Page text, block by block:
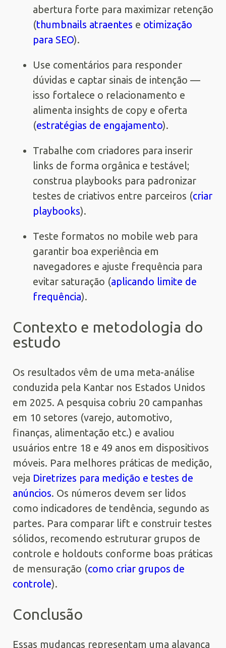
abertura forte para maximizar retenção
(thumbnails atraentes e otimização
para SEO).
Use comentários para responder
dúvidas e captar sinais de intenção —
isso fortalece o relacionamento e
alimenta insights de copy e oferta
(estratégias de engajamento).
Trabalhe com criadores para inserir
links de forma orgânica e testável;
construa playbooks para padronizar
testes de criativos entre parceiros (criar
playbooks).
Teste formatos no mobile web para
garantir boa experiência em
navegadores e ajuste frequência para
evitar saturação (aplicando limite de
frequência).
Contexto e metodologia do
estudo
Os resultados vêm de uma meta-análise
conduzida pela Kantar nos Estados Unidos
em 2025. A pesquisa cobriu 20 campanhas
em 10 setores (varejo, automotivo,
finanças, alimentação etc.) e avaliou
usuários entre 18 e 49 anos em dispositivos
móveis. Para melhores práticas de medição,
veja Diretrizes para medição e testes de
anúncios. Os números devem ser lidos
como indicadores de tendência, segundo as
partes. Para comparar lift e construir testes
sólidos, recomendo estruturar grupos de
controle e holdouts conforme boas práticas
de mensuração (como criar grupos de
controle).
Conclusão
Essas mudanças representam uma alavanca